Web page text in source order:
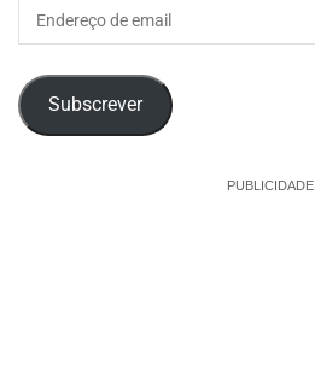
Subscrever
PUBLICIDADE